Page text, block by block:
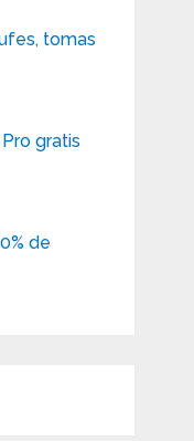
tomas
gratis
de